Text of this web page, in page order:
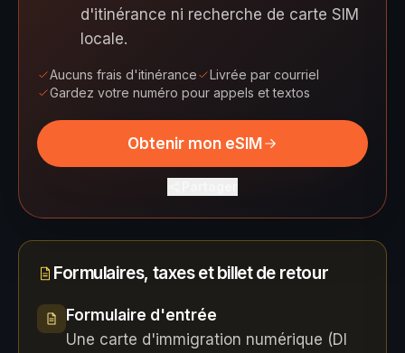
d'itinérance ni recherche de carte SIM
locale.
Aucuns frais d'itinérance
Livrée par courriel
Gardez votre numéro pour appels et textos
Obtenir mon eSIM
Formulaires, taxes et billet de retour
Formulaire d'entrée
Une carte d'immigration numérique (DI